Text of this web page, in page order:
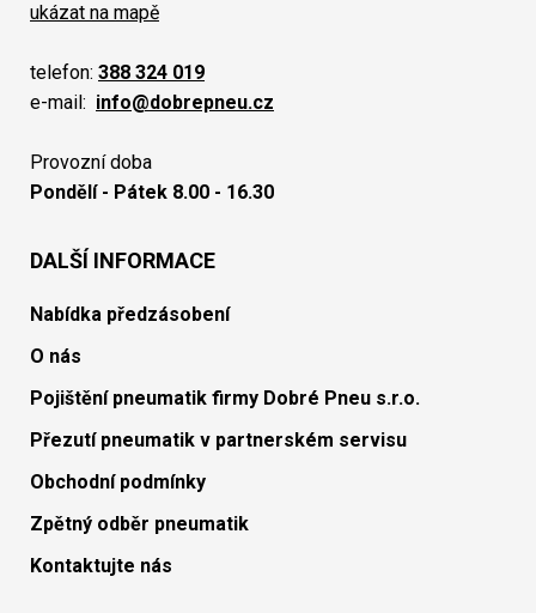
ukázat na mapě
telefon: 388 324 019
e-mail: info@dobrepneu.cz
Provozní doba
Pondělí - Pátek 8.00 - 16.30
DALŠÍ INFORMACE
Nabídka předzásobení
O nás
Pojištění pneumatik firmy Dobré Pneu s.r.o.
Přezutí pneumatik v partnerském servisu
Obchodní podmínky
Zpětný odběr pneumatik
Kontaktujte nás